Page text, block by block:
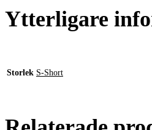
Ytterligare
Storlek S-Short